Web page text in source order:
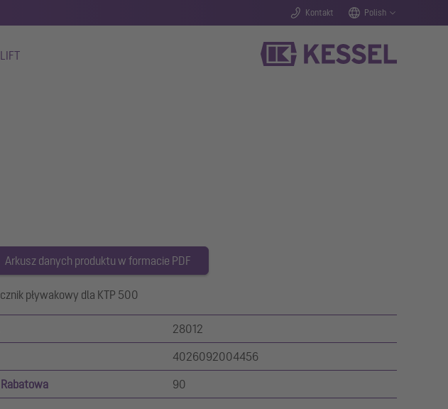
Kontakt Polish
Arkusz danych produktu w formacie PDF
pływakowy dla KTP 500
28012
4026092004456
90